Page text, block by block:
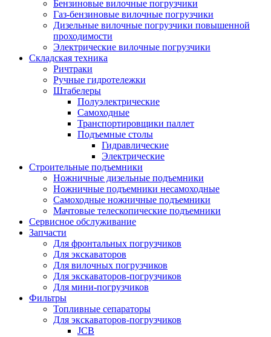
Бензиновые вилочные погрузчики
Газ-бензиновые вилочные погрузчики
Дизельные вилочные погрузчики повышенной
проходимости
Электрические вилочные погрузчики
Складская техника
Ричтраки
Ручные гидротележки
Штабелеры
Полуэлектрические
Самоходные
Транспортировщики паллет
Подъемные столы
Гидравлические
Электрические
Строительные подъемники
Ножничные дизельные подъемники
Ножничные подъемники несамоходные
Самоходные ножничные подъемники
Мачтовые телескопические подъемники
Сервисное обслуживание
Запчасти
Для фронтальных погрузчиков
Для экскаваторов
Для вилочных погрузчиков
Для экскаваторов-погрузчиков
Для мини-погрузчиков
Фильтры
Топливные сепараторы
Для экскаваторов-погрузчиков
JCB